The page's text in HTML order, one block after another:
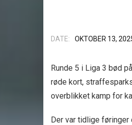
DATE: OKTOBER 13,
Runde 5 i Liga 3 bød
røde kort,
overblikket kamp for
Der var tidlige